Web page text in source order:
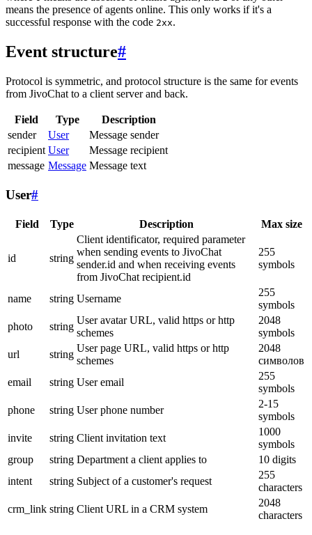
means the presence of agents online. This only works if it's a
successful response with the code 2xx.
Event structure#
Protocol is symmetric, and protocol structure is the same for events
from JivoChat to a client server and back.
Field Type
Description
sender
User
Message sender
recipient User
Message recipient
message Message Message text
User#
Field Type Description Max size
id string
Client identificator, required parameter
when sending events to JivoChat
sender.id and when receiving events
from JivoChat recipient.id
255
symbols
name string Username
255
symbols
photo
string
User avatar URL, valid https or http
schemes
2048
symbols
url
string
User page URL, valid https or http
schemes
2048
символов
email
string User email
255
symbols
phone
string User phone number
2-15
symbols
invite
string Client invitation text
1000
symbols
group
string Department a client applies to
10 digits
intent
string Subject of a customer's request
255
characters
crm_link string Client URL in a CRM system
2048
characters